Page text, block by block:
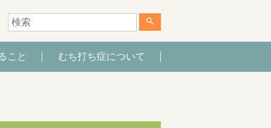
search
こと むち打ち症について